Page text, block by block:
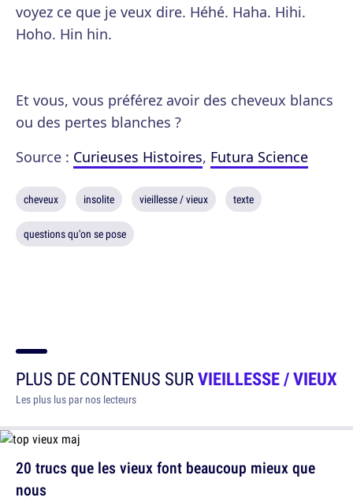
voyez ce que je veux dire. Héhé. Haha. Hihi.
Hoho. Hin hin.
Et vous, vous préférez avoir des cheveux blancs
ou des pertes blanches ?
Source : Curieuses Histoires, Futura Science
cheveux insolite vieillesse / vieux texte
questions qu'on se pose
PLUS DE CONTENUS SURVIEILLESSE / VIEUX
Les plus lus par nos lecteurs
20 trucs que les vieux font beaucoup mieux que
nous